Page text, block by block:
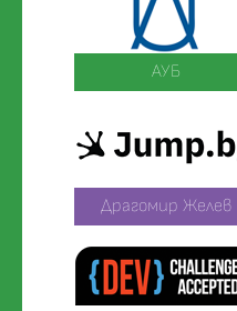
АУБ
Драгомир Желев